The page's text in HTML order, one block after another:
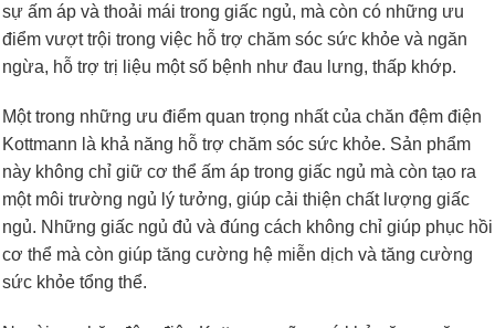
sự ấm áp và thoải mái trong giấc ngủ, mà còn có những ưu
điểm vượt trội trong việc hỗ trợ chăm sóc sức khỏe và ngăn
ngừa, hỗ trợ trị liệu một số bệnh như đau lưng, thấp khớp.
Một trong những ưu điểm quan trọng nhất của chăn đệm điện
Kottmann là khả năng hỗ trợ chăm sóc sức khỏe. Sản phẩm
này không chỉ giữ cơ thể ấm áp trong giấc ngủ mà còn tạo ra
một môi trường ngủ lý tưởng, giúp cải thiện chất lượng giấc
ngủ. Những giấc ngủ đủ và đúng cách không chỉ giúp phục hồi
cơ thể mà còn giúp tăng cường hệ miễn dịch và tăng cường
sức khỏe tổng thể.